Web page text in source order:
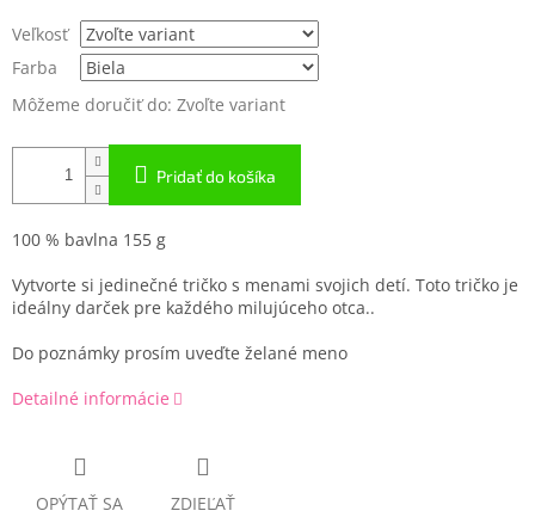
Veľkosť
Farba
Môžeme doručiť do: Zvoľte variant
Pridať do košíka
100 % bavlna 155 g
Vytvorte si jedinečné tričko s menami svojich detí. Toto tričko je
ideálny darček pre každého milujúceho otca..
Do poznámky prosím uveďte želané meno
Detailné informácie
OPÝTAŤ SA ZDIEĽAŤ